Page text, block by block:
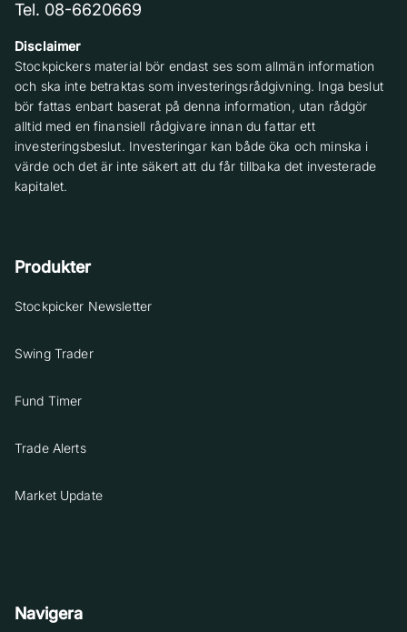
Tel. 08-6620669
Disclaimer
Stockpickers material bör endast ses som allmän information
och ska inte betraktas som investeringsrådgivning. Inga beslut
bör fattas enbart baserat på denna information, utan rådgör
alltid med en finansiell rådgivare innan du fattar ett
investeringsbeslut. Investeringar kan både öka och minska i
värde och det är inte säkert att du får tillbaka det investerade
kapitalet.
Produkter
Stockpicker Newsletter
Swing Trader
Fund Timer
Trade Alerts
Market Update
Navigera